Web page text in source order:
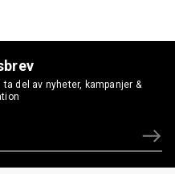
del av nyheter, kampanjer &